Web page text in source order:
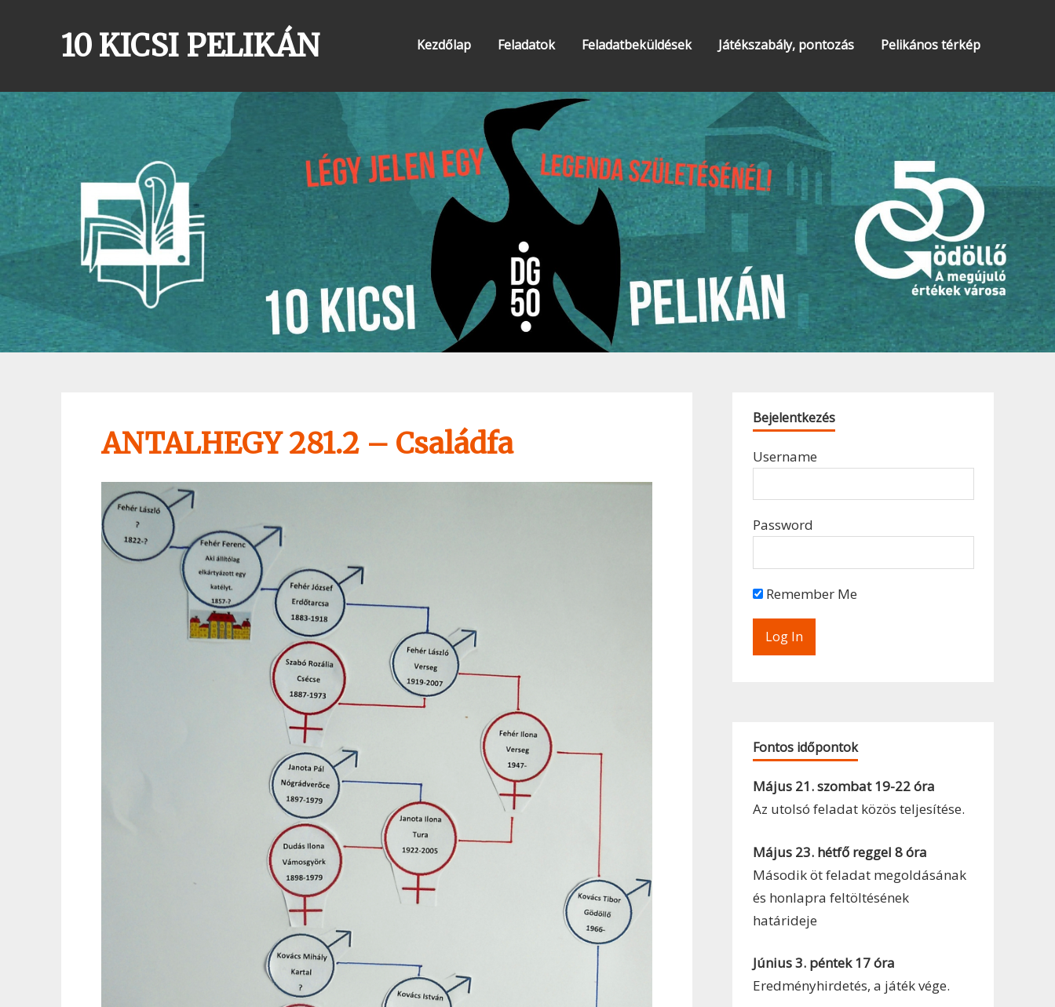
10 KICSI PELIKÁN Kezdőlap Feladatok Feladatbeküldések Játékszabály, pontozás Pelikános térkép
ANTALHEGY 281.2 – Családfa
Bejelentkezés
Username
Password
Remember Me
Fontos időpontok
Május 21. szombat 19-22 óra
Az utolsó feladat közös teljesítése.
Május 23. hétfő reggel 8 óra
Második öt feladat megoldásának
és honlapra feltöltésének
határideje
Június 3. péntek 17 óra
Eredményhirdetés, a játék vége.